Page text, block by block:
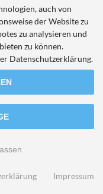
auch von
der Website zu
zu analysieren und
zu können.
Datenschutzerklärung.
Impressum